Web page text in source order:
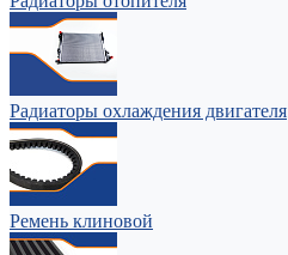
Радиаторы охлаждения двигателя
Ремень клиновой